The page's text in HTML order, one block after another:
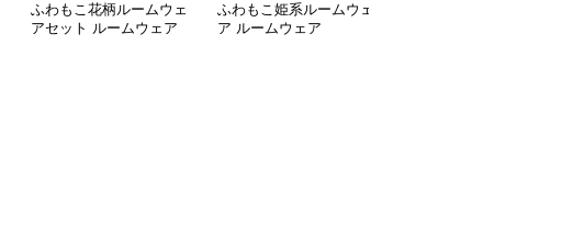
ふわもこ花柄ルームウェ
アセット ルームウェア
ふわもこ姫系ルームウェ
ア ルームウェア